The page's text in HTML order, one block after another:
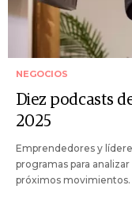
NEGOCIOS
Diez podcasts
2025
Emprendedores y
programas para
próximos movimientos.